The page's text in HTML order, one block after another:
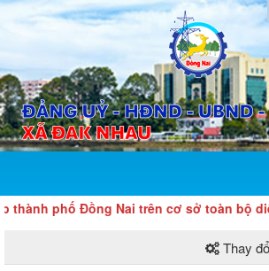
phố Đồng Nai trên cơ sở toàn bộ diện
Thay